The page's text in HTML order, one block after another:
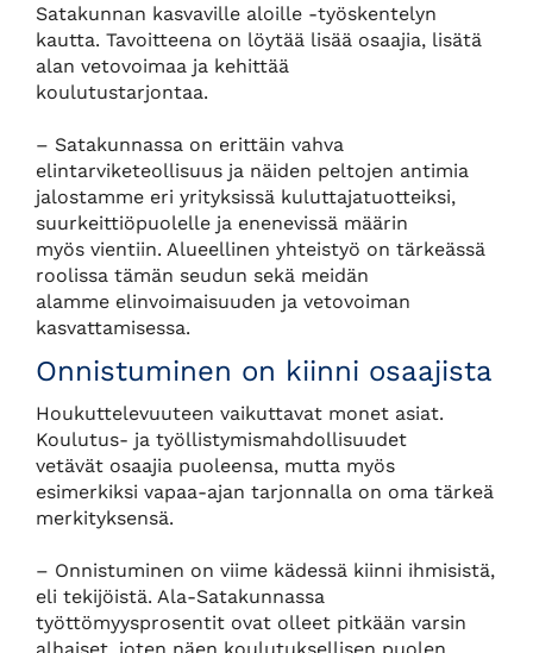
Satakunnan kasvaville aloille -työskentelyn
kautta. Tavoitteena on löytää lisää osaajia, lisätä
alan vetovoimaa ja kehittää
koulutustarjontaa.
– Satakunnassa on erittäin vahva
elintarviketeollisuus ja näiden peltojen antimia
jalostamme eri yrityksissä kuluttajatuotteiksi,
suurkeittiöpuolelle ja enenevissä määrin
myös vientiin. Alueellinen yhteistyö on tärkeässä
roolissa tämän seudun sekä meidän
alamme elinvoimaisuuden ja vetovoiman
kasvattamisessa.
Onnistuminen on kiinni osaajista
Houkuttelevuuteen vaikuttavat monet asiat.
Koulutus- ja työllistymismahdollisuudet
vetävät osaajia puoleensa, mutta myös
esimerkiksi vapaa-ajan tarjonnalla on oma tärkeä
merkityksensä.
– Onnistuminen on viime kädessä kiinni ihmisistä,
eli tekijöistä. Ala-Satakunnassa
työttömyysprosentit ovat olleet pitkään varsin